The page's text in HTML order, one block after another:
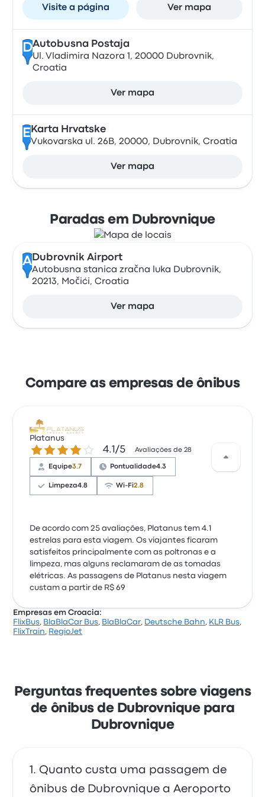
Visite a página Ver mapa
DAutobusna Postaja
Ul. Vladimira Nazora 1, 20000 Dubrovnik,
Croatia
Ver mapa
E Karta Hrvatske
Vukovarska ul. 26B, 20000, Dubrovnik, Croatia
Ver mapa
Paradas em Dubrovnique
A Dubrovnik Airport
Autobusna stanica zračna luka Dubrovnik,
20213, Močići, Croatia
Ver mapa
Compare as empresas de ônibus
Platanus
4.1 de 5 estrelas 4.1/5 Avaliações de 28
Equipe3.7 Pontualidade4.3
Limpeza4.8 Wi-Fi2.8
De acordo com 25 avaliações, Platanus tem 4.1
estrelas para esta viagem. Os viajantes ficaram
satisfeitos principalmente com as poltronas e a
limpeza, mas alguns reclamaram de as tomadas
elétricas. As passagens de Platanus nesta viagem
custam a partir de R$ 69
Empresas em Croacia:
FlixBus, BlaBlaCar Bus, BlaBlaCar, Deutsche Bahn, KLR Bus,
FlixTrain, RegioJet
Perguntas frequentes sobre viagens
de ônibus de Dubrovnique para
Dubrovnique
Quanto custa uma passagem de
ônibus de Dubrovnique a Aeroporto